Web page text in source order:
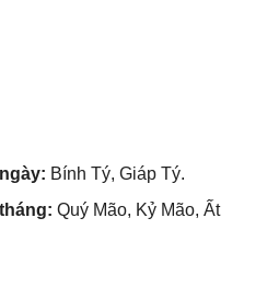
Bính Tý, Giáp Tý.
Quý Mão, Kỷ Mão, Ất